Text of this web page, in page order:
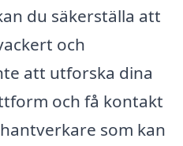
du säkerställa att
och
att utforska dina
och få kontakt
som kan